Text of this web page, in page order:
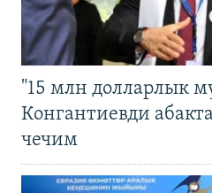
"15 млн долларлык
Конгантиевди
чечим